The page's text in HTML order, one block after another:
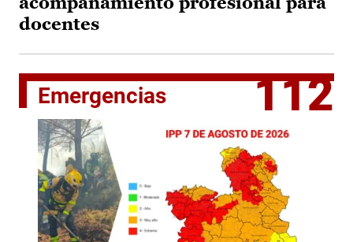
docentes
Emergencias 112